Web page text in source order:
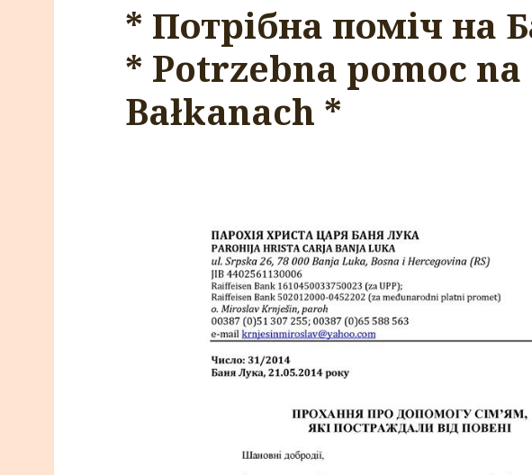
* Потрібна поміч на
* Potrzebna pomoc na
Bałkanach *